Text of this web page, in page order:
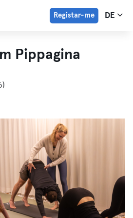
Registar-me DE
Pippagina